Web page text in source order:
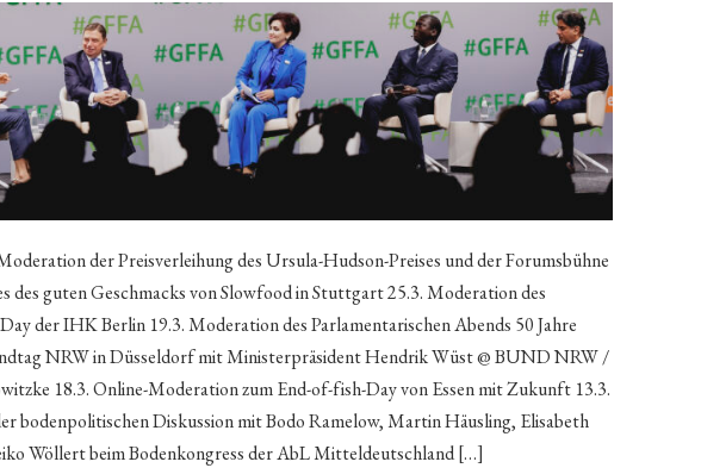
der Preisverleihung des Ursula-Hudson-Preises und der Forumsbühne
des guten Geschmacks von Slowfood in Stuttgart 25.3. Moderation des
der IHK Berlin 19.3. Moderation des Parlamentarischen Abends 50 Jahre
NRW in Düsseldorf mit Ministerpräsident Hendrik Wüst @ BUND NRW /
18.3. Online-Moderation zum End-of-fish-Day von Essen mit Zukunft 13.3.
bodenpolitischen Diskussion mit Bodo Ramelow, Martin Häusling, Elisabeth
Wöllert beim Bodenkongress der AbL Mitteldeutschland […]